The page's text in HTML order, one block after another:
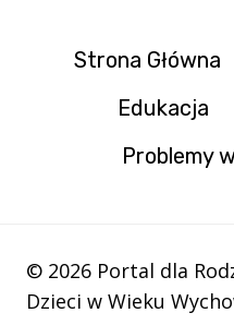
Strona Główna
Edukacja
Problemy
© 2026 Portal dla
Dzieci w Wieku